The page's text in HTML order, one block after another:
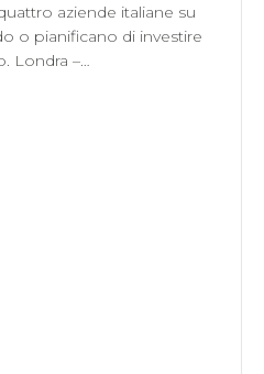
aziende italiane su
o pianificano di investire
Londra –…